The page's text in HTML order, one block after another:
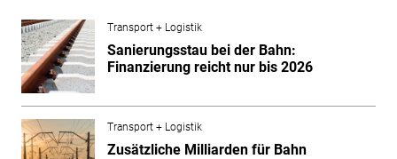
Transport + Logistik
Sanierungsstau bei der Bahn:
Finanzierung reicht nur bis 2026
Transport + Logistik
Zusätzliche Milliarden für Bahn